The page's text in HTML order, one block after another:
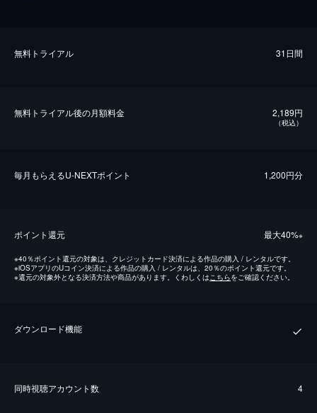
無料トライアル 31日間
無料トライアル後の⽉額料金 2,189円
（税込）
毎⽉もらえるU-NEXTポイント 1,200円分
ポイント還元 最⼤40%※
※40％ポイント還元の対象は、クレジットカード決済による作品の購入 / レンタルです。
※iOSアプリのUコイン決済による作品の購入 / レンタルは、20％のポイント還元です。
※還元の対象外となる決済方法や商品があります。くわしくはこちらをご確認ください。
ダウンロード機能
同時視聴アカウント数 4